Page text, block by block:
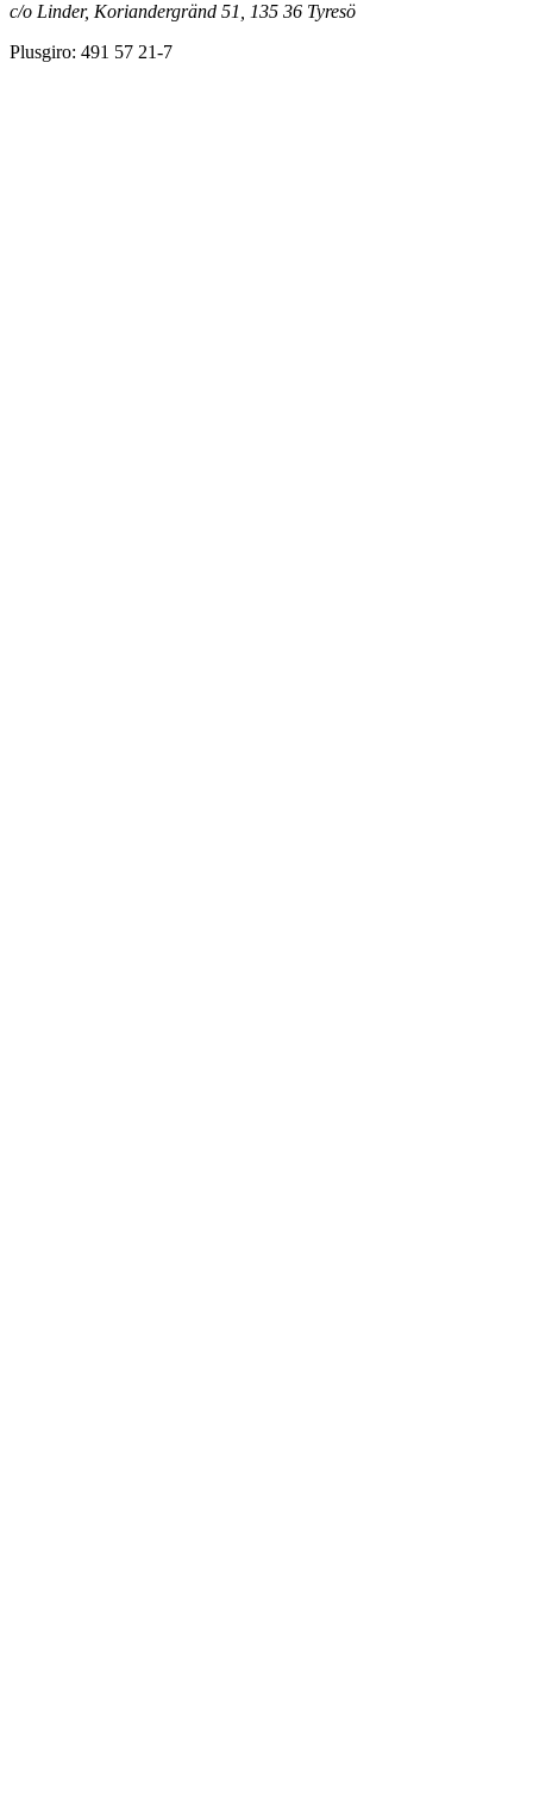
c/o Linder, Koriandergränd 51, 135 36 Tyresö
Plusgiro: 491 57 21-7